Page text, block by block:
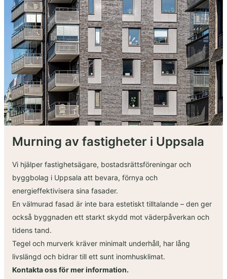
Murning av fastigheter i Uppsala
Vi hjälper fastighetsägare, bostadsrättsföreningar och
byggbolag i Uppsala att bevara, förnya och
energieffektivisera sina fasader.
En välmurad fasad är inte bara estetiskt tilltalande – den ger
också byggnaden ett starkt skydd mot väderpåverkan och
tidens tand.
Tegel och murverk kräver minimalt underhåll, har lång
livslängd och bidrar till ett sunt inomhusklimat.
Kontakta oss för mer information.